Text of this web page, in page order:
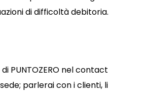
di difficoltà debitoria.
PUNTOZERO nel contact
parlerai con i clienti, li